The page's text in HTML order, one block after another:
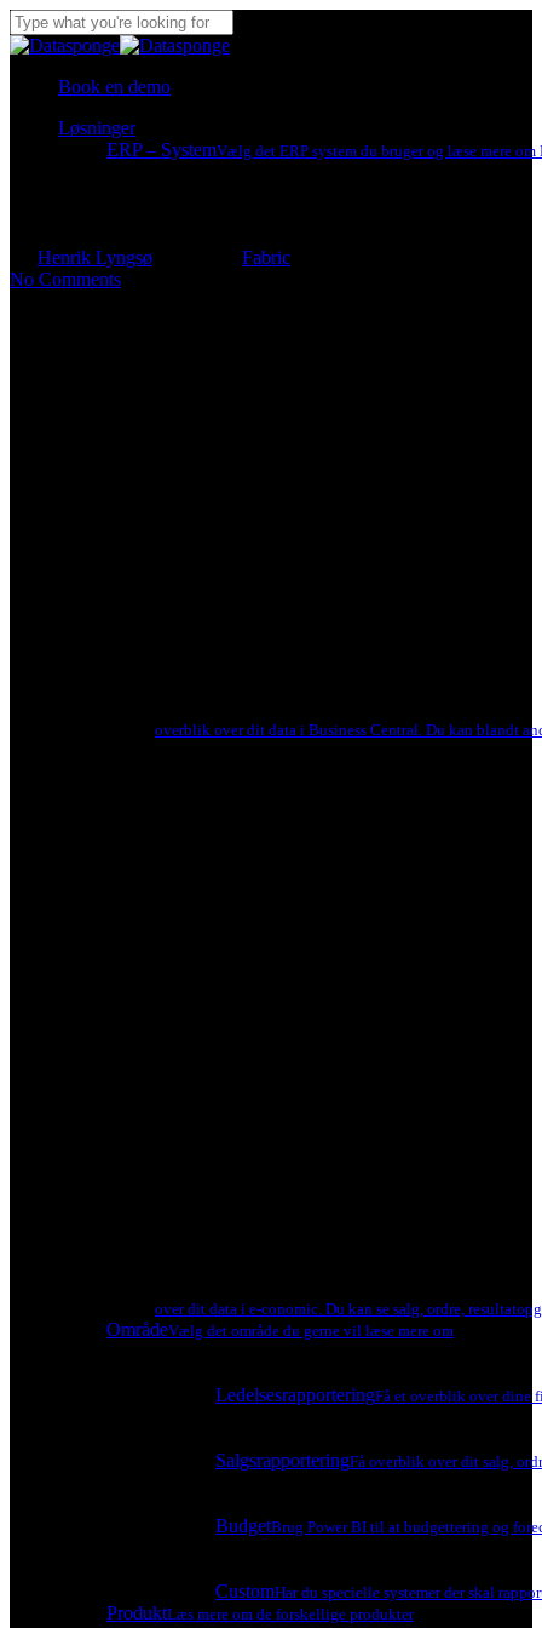
Skip
to
content
Close
Book en demo
Løsninger
ERP – SystemVælg det ERP system du bruger og læse mere
overblik over dit data i Business Central. Du kan blandt
over dit data i e-conomic. Du kan se salg, ordre,
OmrådeVælg det område du gerne vil læse mere om
LedelsesrapporteringFå et overblik over dine
SalgsrapporteringFå overblik over dit salg,
BudgetBrug Power BI til at budgettering og
CustomHar du specielle systemer der skal
ProduktLæs mere om de forskellige produkter
Sådan skaber Microsoft Fabric
bedre datakvalitet og
Henrik Lyngsø Fabric
No Comments